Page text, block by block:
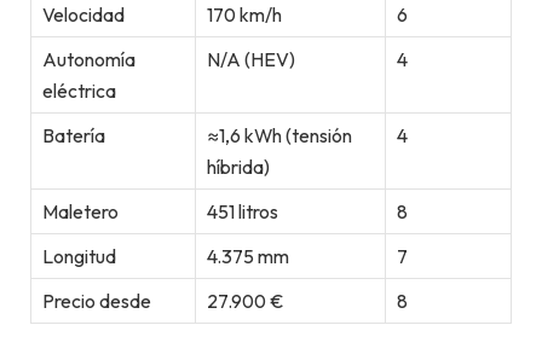
Velocidad
170 km/h
6
Autonomía
eléctrica
N/A (HEV) 4
Batería
≈1,6 kWh (tensión
híbrida)
4
Maletero 451 litros
8
Longitud
4.375 mm
7
Precio desde
27.900 € 8